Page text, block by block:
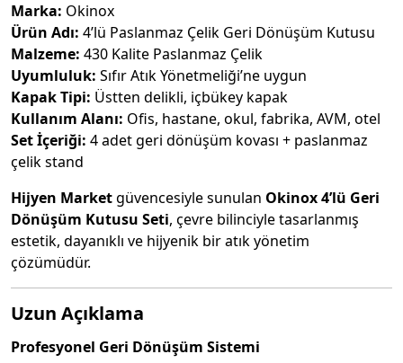
Marka: Okinox
Ürün Adı: 4’lü Paslanmaz Çelik Geri Dönüşüm Kutusu
Malzeme: 430 Kalite Paslanmaz Çelik
Uyumluluk: Sıfır Atık Yönetmeliği’ne uygun
Kapak Tipi: Üstten delikli, içbükey kapak
Kullanım Alanı: Ofis, hastane, okul, fabrika, AVM, otel
Set İçeriği: 4 adet geri dönüşüm kovası + paslanmaz
çelik stand
Hijyen Marketgüvencesiyle sunulan Okinox 4’lü Geri
Dönüşüm Kutusu Seti, çevre bilinciyle tasarlanmış
estetik, dayanıklı ve hijyenik bir atık yönetim
çözümüdür.
Uzun Açıklama
Profesyonel Geri Dönüşüm Sistemi